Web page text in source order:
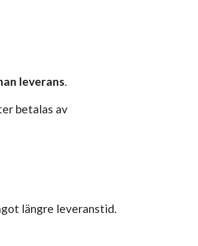
leverans.
betalas av
längre leveranstid.